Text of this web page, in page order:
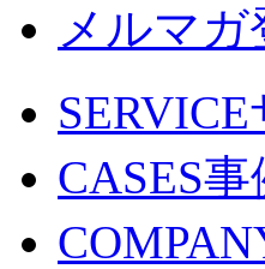
メルマガ
SERVICE
CASES事